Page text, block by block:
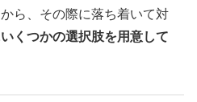
ら、その際に落ち着いて対
くつかの選択肢を用意して